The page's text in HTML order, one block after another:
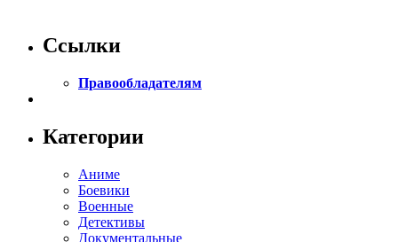
Ссылки
Правообладателям
Категории
Аниме
Боевики
Военные
Детективы
Документальные